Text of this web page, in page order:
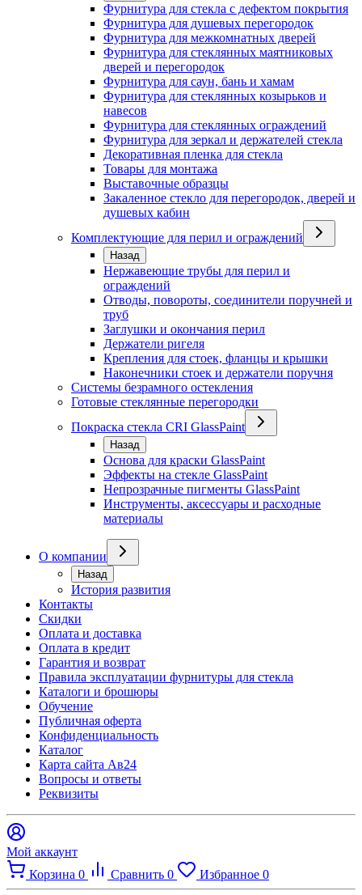
Фурнитура для стекла с дефектом покрытия
Фурнитура для душевых перегородок
Фурнитура для межкомнатных дверей
Фурнитура для стеклянных маятниковых
дверей и перегородок
Фурнитура для саун, бань и хамам
Фурнитура для стеклянных козырьков и
навесов
Фурнитура для стеклянных ограждений
Фурнитура для зеркал и держателей стекла
Декоративная пленка для стекла
Товары для монтажа
Выставочные образцы
Закаленное стекло для перегородок, дверей и
душевых кабин
Комплектующие для перил и ограждений
Назад
Нержавеющие трубы для перил и
ограждений
Отводы, повороты, соединители поручней и
труб
Заглушки и окончания перил
Держатели ригеля
Крепления для стоек, фланцы и крышки
Наконечники стоек и держатели поручня
Системы безрамного остекления
Готовые стеклянные перегородки
Покраска стекла CRI GlassPaint
Назад
Основа для краски GlassPaint
Эффекты на стекле GlassPaint
Непрозрачные пигменты GlassPaint
Инструменты, аксессуары и расходные
материалы
О компании
Назад
История развития
Контакты
Скидки
Оплата и доставка
Оплата в кредит
Гарантия и возврат
Правила эксплуатации фурнитуры для стекла
Каталоги и брошюры
Обучение
Публичная оферта
Конфиденциальность
Каталог
Карта сайта Ав24
Вопросы и ответы
Реквизиты
Мой аккаунт
Корзина 0 Сравнить 0 Избранное 0